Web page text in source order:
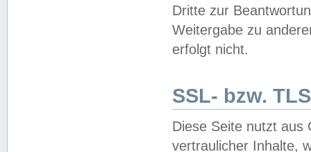
Dritte zur
Weitergabe zu
erfolgt nicht.
SSL- bzw.
Diese Seite nutzt aus
vertraulicher Inhalte,